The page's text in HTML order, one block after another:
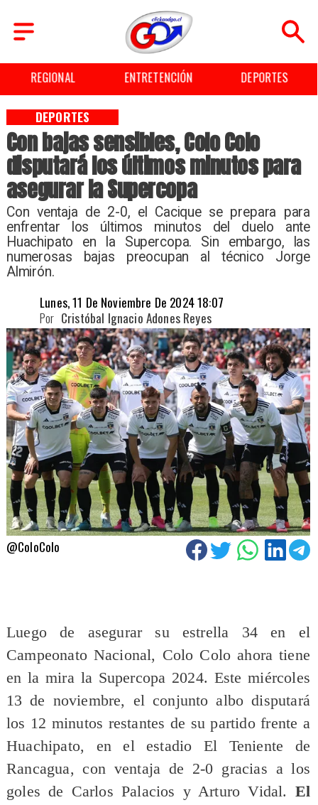
REGIONAL ENTRETENCIÓN DEPORTES
Con bajas sensibles, Colo Colo
disputará los últimos minutos para
asegurar la Supercopa
​Con ventaja de 2-0, el Cacique se prepara para
enfrentar los últimos minutos del duelo ante
Huachipato en la Supercopa. Sin embargo, las
numerosas bajas preocupan al técnico Jorge
Almirón.
DEPORTES
Lunes, 11 De Noviembre De 2024 18:07
Cristóbal Ignacio Adones Reyes
Por
@ColoColo
Luego de asegurar su estrella 34 en el
Campeonato Nacional, Colo Colo ahora tiene
en la mira la Supercopa 2024. Este miércoles
13 de noviembre, el conjunto albo disputará
los 12 minutos restantes de su partido frente a
Huachipato, en el estadio El Teniente de
Rancagua, con ventaja de 2-0 gracias a los
goles de Carlos Palacios y Arturo Vidal. El